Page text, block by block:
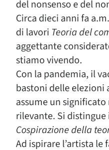
del nonsenso e del
Circa dieci anni fa
di lavori Teoria del
aggettante
stiamo vivendo.
Con la pandemia, il
bastoni delle elezioni
assume un
rilevante. Si distingue
Cospirazione della
Ad ispirare l’artista le